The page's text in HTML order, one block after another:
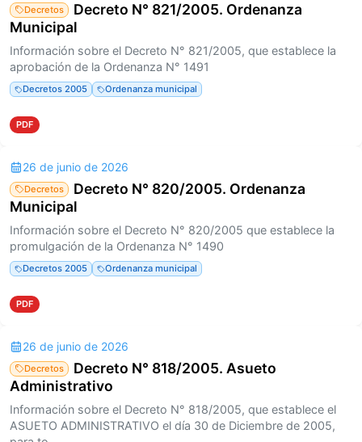
Decretos
Decreto N° 821/2005. Ordenanza
Municipal
Información sobre el Decreto N° 821/2005, que establece la
aprobación de la Ordenanza N° 1491
Decretos 2005 Ordenanza municipal
PDF
26 de junio de 2026
Decretos
Decreto N° 820/2005. Ordenanza
Municipal
Información sobre el Decreto N° 820/2005 que establece la
promulgación de la Ordenanza N° 1490
Decretos 2005 Ordenanza municipal
PDF
26 de junio de 2026
Decretos
Decreto N° 818/2005. Asueto
Administrativo
Información sobre el Decreto N° 818/2005, que establece el
ASUETO ADMINISTRATIVO el día 30 de Diciembre de 2005,